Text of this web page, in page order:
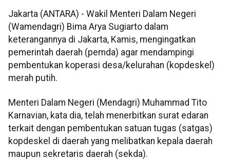
Jakarta (ANTARA) - Wakil Menteri Dalam Negeri
(Wamendagri) Bima Arya Sugiarto dalam
keterangannya di Jakarta, Kamis, mengingatkan
pemerintah daerah (pemda) agar mendampingi
pembentukan koperasi desa/kelurahan (kopdeskel)
merah putih.
Menteri Dalam Negeri (Mendagri) Muhammad Tito
Karnavian, kata dia, telah menerbitkan surat edaran
terkait dengan pembentukan satuan tugas (satgas)
kopdeskel di daerah yang melibatkan kepala daerah
maupun sekretaris daerah (sekda).